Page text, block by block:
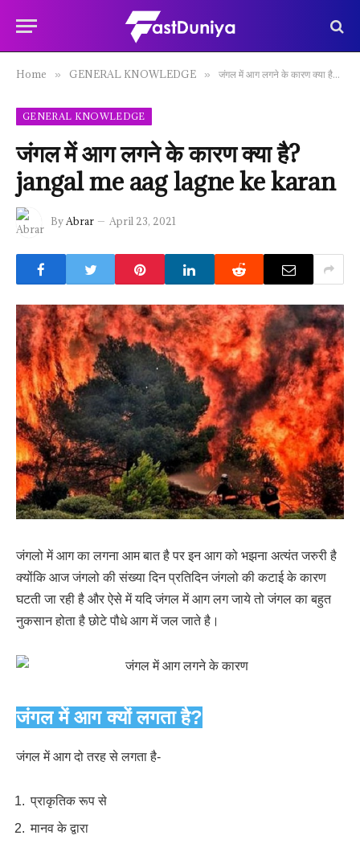
Home » GENERAL KNOWLEDGE » जंगल में आग लगने के कारण क्या है? jangal me aag lagne ke karan
GENERAL KNOWLEDGE
जंगल में आग लगने के कारण क्या है?
jangal me aag lagne ke karan
ByAbrar April 23, 2021
जंगलो में आग का लगना आम बात है पर इन आग को भझना अत्यंत जरुरी है
क्योंकि आज जंगलो की संख्या दिन प्रतिदिन जंगलो की कटाई के कारण
घटती जा रही है और ऐसे में यदि जंगल में आग लग जाये तो जंगल का बहुत
नुकसान होता है छोटे पौधे आग में जल जाते है।
जंगल में आग क्यों लगता है?
जंगल में आग दो तरह से लगता है-
प्राकृतिक रूप से
मानव के द्वारा